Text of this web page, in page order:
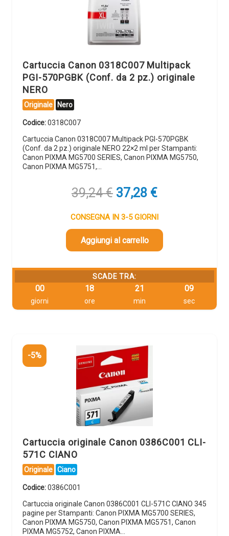
Cartuccia Canon 0318C007 Multipack
PGI-570PGBK (Conf. da 2 pz.) originale
NERO
Originale Nero
Codice:0318C007
Cartuccia Canon 0318C007 Multipack PGI-570PGBK
(Conf. da 2 pz.) originale NERO 22×2 ml per Stampanti:
Canon PIXMA MG5700 SERIES, Canon PIXMA MG5750,
Canon PIXMA MG5751,…
39,24€ Il
originale
era:
39,24 €.
37,28 €Il
attuale
è:
CONSEGNA IN 3-5 GIORNI
Aggiungi al carrello
SCADE TRA:
00
giorni
18
ore
21
min
08
sec
-5%
Cartuccia originale Canon 0386C001 CLI-
571C CIANO
Originale Ciano
Codice:0386C001
Cartuccia originale Canon 0386C001 CLI-571C CIANO 345
pagine per Stampanti: Canon PIXMA MG5700 SERIES,
Canon PIXMA MG5750, Canon PIXMA MG5751, Canon
PIXMA MG5752, Canon PIXMA…